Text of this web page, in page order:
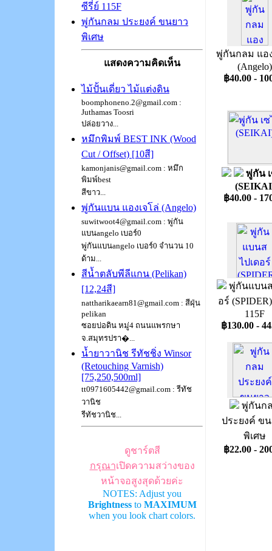
ซีรี่ย์ 115F
พู่กันกลม ประยงค์ ขนยาว
พิเศษ
แสดงความคิดเห็น
ไม้ปั้นเดี่ยว ไม้แต่งดิน
boomphoneno.2@gmail.com :
Juthamas Toosri
ปล่อยวาง...
หมึกพิมพ์ BEST INK (Wood
Cut / Offset) [10สี]
kamonjanis@gmail.com : หมึก
พิมพ์best
สีขาว...
พู่กันแบน แองเจโล่ (Angelo)
suwitwoot4@gmail.com : พู่กัน
แบนangelo เบอร์0
พู่กันแบนangelo เบอร์0 จำนวน 10
ด้าม...
สีน้ำตลับพีลีแกน (Pelikan)
[12,24สี]
nattharikaearn81@gmail.com : สีฝุ่น
pelikan
ซอยบ่อดิน หมู่4 ถนนแพรกษา
จ.สมุทรปรา�...
น้ำยาวานิช รีทัชชิ่ง Winsor
(Retouching Varnish)
[75,250,500ml]
tt0971605442@gmail.com : รีทัช
วานิช
รีทัชวานิช...
ดูชาร์ตสี
กรุณาเปิดความสว่างของ
หน้าจอสูงสุดด้วยค่ะ
NOTES: Adjust you
Brightnessto MAXIMUM
when you look chart colors.
พู่กันกลม แอ
(Angelo)
฿40.00 -
พู่กัน
฿40.00 -
พู่กันแบนส
อร์
115F
฿130.00 -
พู่กันก
ประยงค์ ข
พิเศษ
฿22.00 -